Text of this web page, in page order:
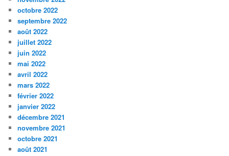
octobre 2022
septembre 2022
août 2022
juillet 2022
juin 2022
mai 2022
avril 2022
mars 2022
février 2022
janvier 2022
décembre 2021
novembre 2021
octobre 2021
août 2021